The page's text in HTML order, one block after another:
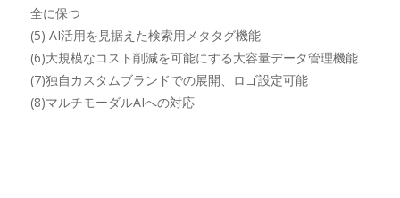
全に保つ
(5) AI活用を見据えた検索用メタタグ機能
(6)大規模なコスト削減を可能にする大容量データ管理機能
(7)独自カスタムブランドでの展開、ロゴ設定可能
(8)マルチモーダルAIへの対応